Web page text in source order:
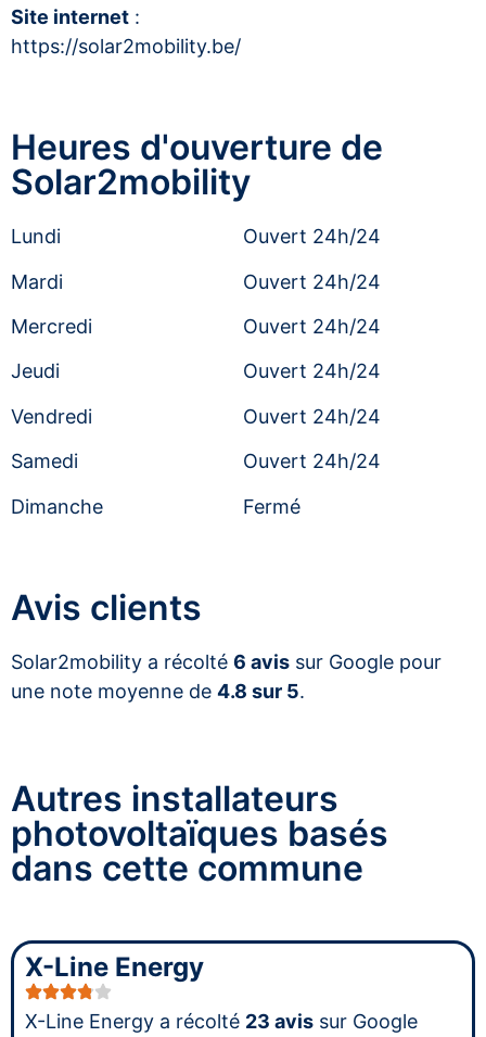
Site internet :
https://solar2mobility.be/
Heures d'ouverture de
Solar2mobility
Lundi
Ouvert 24h/24
Mardi
Ouvert 24h/24
Mercredi
Ouvert 24h/24
Jeudi
Ouvert 24h/24
Vendredi
Ouvert 24h/24
Samedi
Ouvert 24h/24
Dimanche
Fermé
Avis clients
Solar2mobility a récolté 6 avis sur Google pour
une note moyenne de 4.8 sur 5.
Autres installateurs
photovoltaïques basés
dans cette commune
X-Line Energy
X-Line Energy a récolté 23 avis sur Google